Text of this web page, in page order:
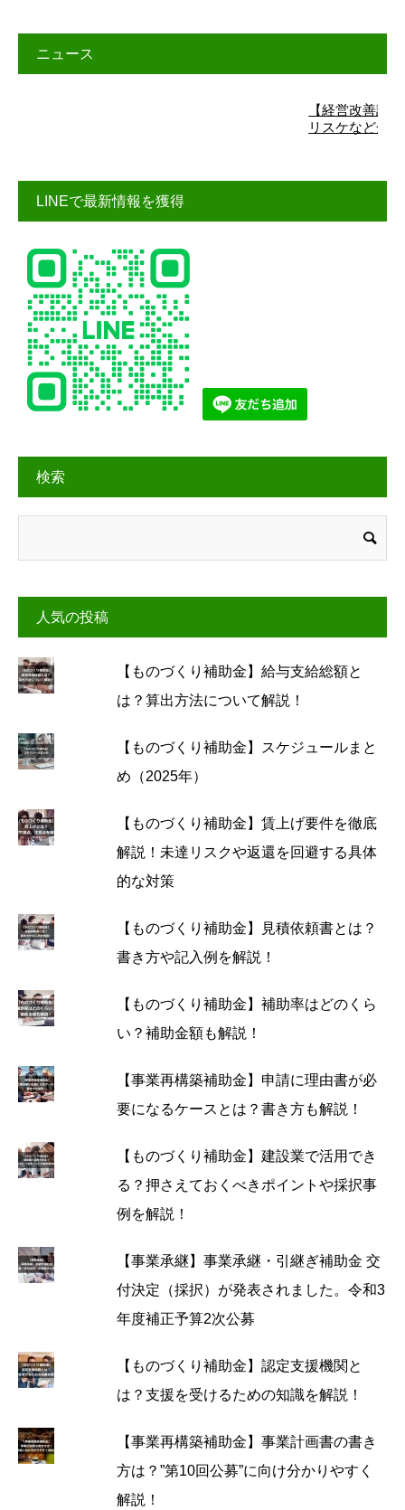
ニュース
【経営改善計画】詳
リスケなど金融機関交
LINEで最新情報を獲得
検索
人気の投稿
【ものづくり補助金】給与支給総額と
は？算出方法について解説！
【ものづくり補助金】スケジュールまと
め（2025年）
【ものづくり補助金】賃上げ要件を徹底
解説！未達リスクや返還を回避する具体
的な対策
【ものづくり補助金】見積依頼書とは？
書き方や記入例を解説！
【ものづくり補助金】補助率はどのくら
い？補助金額も解説！
【事業再構築補助金】申請に理由書が必
要になるケースとは？書き方も解説！
【ものづくり補助金】建設業で活用でき
る？押さえておくべきポイントや採択事
例を解説！
【事業承継】事業承継・引継ぎ補助金 交
付決定（採択）が発表されました。令和3
年度補正予算2次公募
【ものづくり補助金】認定支援機関と
は？支援を受けるための知識を解説！
【事業再構築補助金】事業計画書の書き
方は？”第10回公募”に向け分かりやすく
解説！